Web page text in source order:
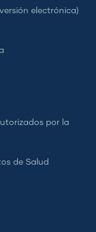
electrónica)
por la
de Salud